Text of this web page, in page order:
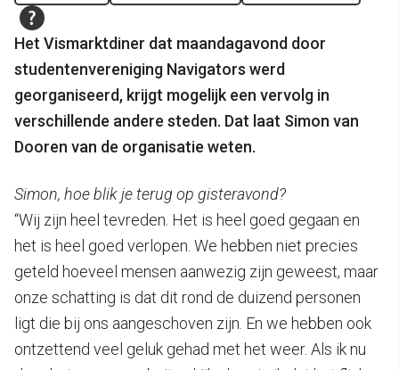
Het Vismarktdiner dat maandagavond door
studentenvereniging Navigators werd
georganiseerd, krijgt mogelijk een vervolg in
verschillende andere steden. Dat laat Simon van
Dooren van de organisatie weten.
Simon, hoe blik je terug op gisteravond?
“Wij zijn heel tevreden. Het is heel goed gegaan en
het is heel goed verlopen. We hebben niet precies
geteld hoeveel mensen aanwezig zijn geweest, maar
onze schatting is dat dit rond de duizend personen
ligt die bij ons aangeschoven zijn. En we hebben ook
ontzettend veel geluk gehad met het weer. Als ik nu